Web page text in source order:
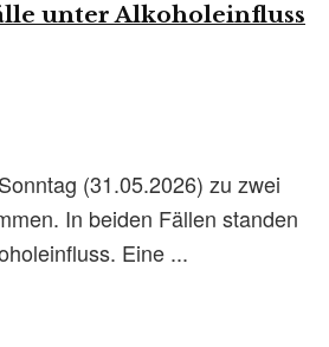
unter Alkoholeinfluss
(31.05.2026) zu zwei
In beiden Fällen standen
Eine ...